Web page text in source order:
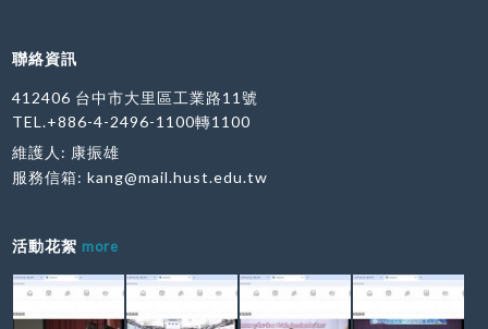
聯絡資訊
412406 台中市大里區工業路11號
TEL.+886-4-2496-1100轉1100
維護人: 康振雄
服務信箱:kang@mail.hust.edu.tw
活動花絮 more